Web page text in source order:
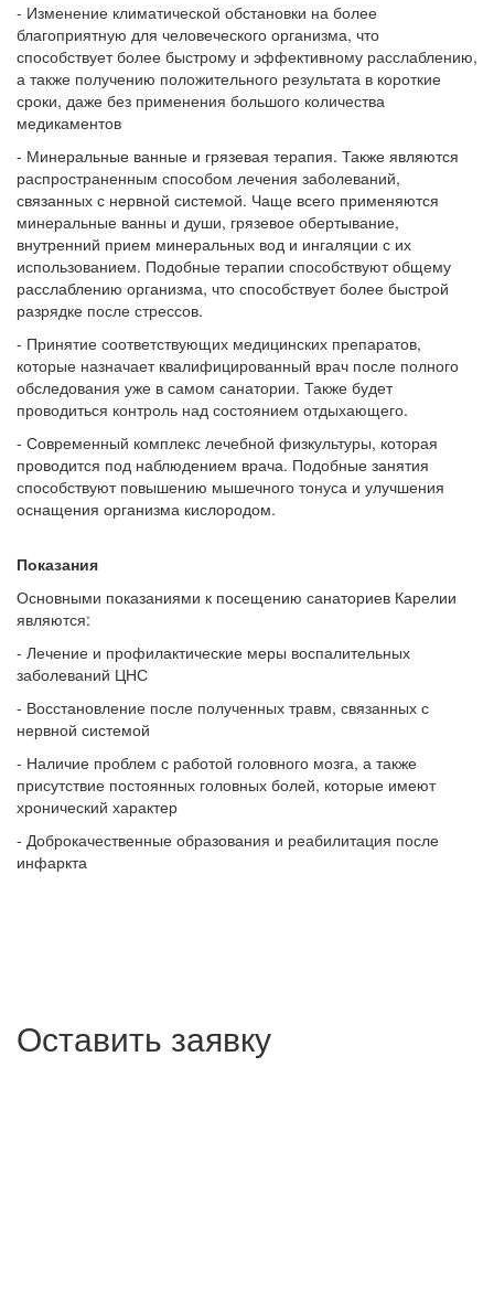
- Изменение климатической обстановки на более
благоприятную для человеческого организма, что
способствует более быстрому и эффективному расслаблению,
а также получению положительного результата в короткие
сроки, даже без применения большого количества
медикаментов
- Минеральные ванные и грязевая терапия. Также являются
распространенным способом лечения заболеваний,
связанных с нервной системой. Чаще всего применяются
минеральные ванны и души, грязевое обертывание,
внутренний прием минеральных вод и ингаляции с их
использованием. Подобные терапии способствуют общему
расслаблению организма, что способствует более быстрой
разрядке после стрессов.
- Принятие соответствующих медицинских препаратов,
которые назначает квалифицированный врач после полного
обследования уже в самом санатории. Также будет
проводиться контроль над состоянием отдыхающего.
- Современный комплекс лечебной физкультуры, которая
проводится под наблюдением врача. Подобные занятия
способствуют повышению мышечного тонуса и улучшения
оснащения организма кислородом.
Показания
Основными показаниями к посещению санаториев Карелии
являются:
- Лечение и профилактические меры воспалительных
заболеваний ЦНС
- Восстановление после полученных травм, связанных с
нервной системой
- Наличие проблем с работой головного мозга, а также
присутствие постоянных головных болей, которые имеют
хронический характер
- Доброкачественные образования и реабилитация после
инфаркта
Оставить заявку